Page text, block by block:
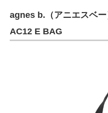
agnes b.（アニエスベ
AC12 E BAG